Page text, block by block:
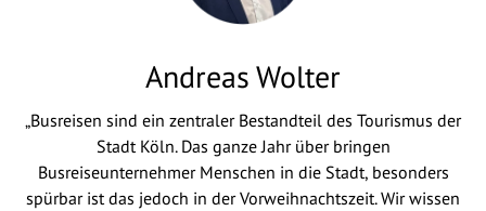
Andreas Wolter
„Busreisen sind ein zentraler Bestandteil des Tourismus der
Stadt Köln. Das ganze Jahr über bringen
Busreiseunternehmer Menschen in die Stadt, besonders
spürbar ist das jedoch in der Vorweihnachtszeit. Wir wissen